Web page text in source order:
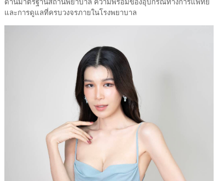
ด้านมาตรฐานสถานพยาบาล ความพร้อมของอุปกรณ์ทางการแพทย์
และการดูแลที่ครบวงจรภายในโรงพยาบาล